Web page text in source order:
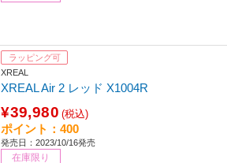
ラッピング可
XREAL
XREAL Air 2 レッド X1004R
¥39,980 (税込)
ポイント：400
発売日：2023/10/16発売
在庫限り